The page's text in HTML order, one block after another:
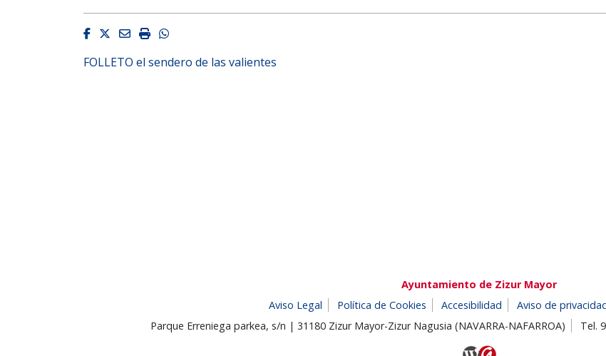
Facebook
Twitter
EmailImprimirWhatsapp
FOLLETO el sendero de las valientes
Ayuntamiento de Zizur Mayor
Aviso Legal
Política de Cookies Accesibilidad Aviso de
Parque Erreniega parkea, s/n | 31180 Zizur Mayor-Zizur Nagusia (NAVARRA-NAFARROA)
Tel.